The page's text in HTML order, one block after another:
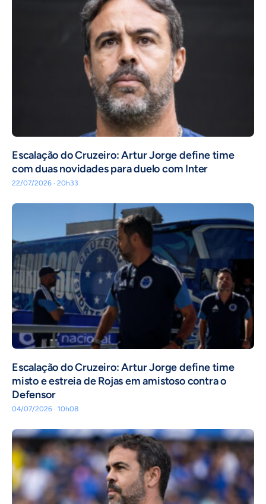
Escalação do Cruzeiro: Artur Jorge define time
com duas novidades para duelo com Inter
22/07/2026 · 20h33
Escalação do Cruzeiro: Artur Jorge define time
misto e estreia de Rojas em amistoso contra o
Defensor
04/07/2026 · 10h08